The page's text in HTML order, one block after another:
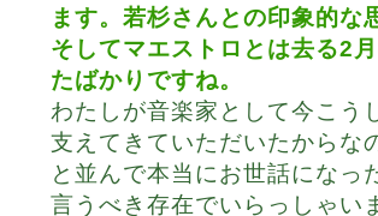
ます。若杉さんとの印象的な
そしてマエストロとは去る2
たばかりですね。
わたしが音楽家として今こう
支えてきていただいたからな
と並んで本当にお世話になっ
言うべき存在でいらっしゃい